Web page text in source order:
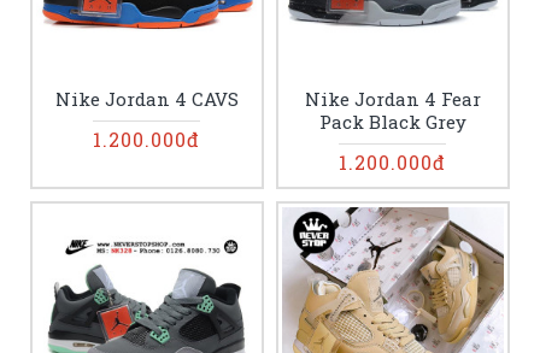
Nike Jordan 4 CAVS
1.200.000đ
Nike Jordan 4 Fear
Pack Black Grey
1.200.000đ